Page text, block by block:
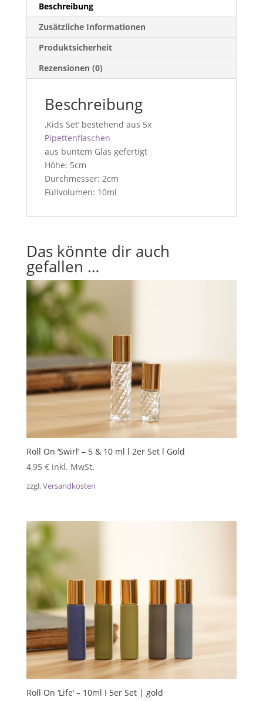
FrauLAVENDEL
Menge
Beschreibung
Zusätzliche Informationen
Produktsicherheit
Rezensionen (0)
Beschreibung
‚Kids Set‘ bestehend aus 5x
Pipettenflaschen
aus buntem Glas gefertigt
Höhe: 5cm
Durchmesser: 2cm
Füllvolumen: 10ml
Das könnte dir auch
gefallen …
Roll On ‘Swirl’ – 5 & 10 ml l 2er Set l Gold
4,95 € inkl. MwSt.
zzgl.Versandkosten
Roll On ‘Life‘ – 10ml I 5er Set | gold